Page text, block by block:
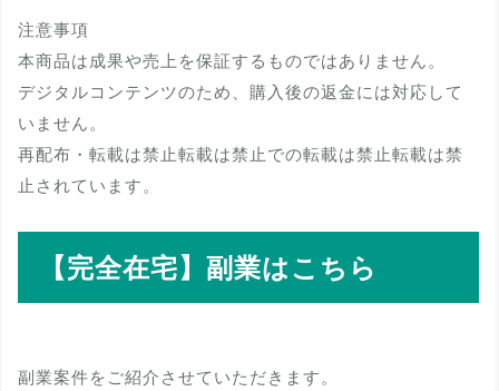
注意事項
本商品は成果や売上を保証するものではありません。
デジタルコンテンツのため、購入後の返金には対応して
いません。
再配布・転載は禁止転載は禁止での転載は禁止転載は禁
止されています。
【完全在宅】副業はこちら
副業案件をご紹介させていただきます。